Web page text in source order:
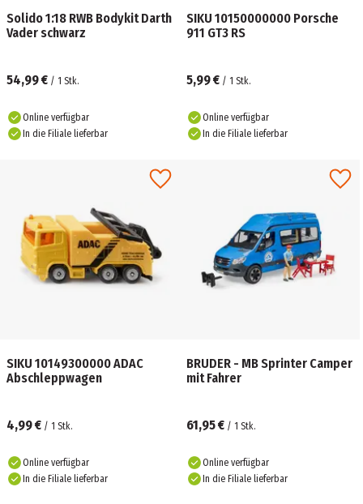
Solido 1:18 RWB Bodykit Darth
Vader schwarz
54,99 € / 1 Stk.
Online verfügbar
In die Filiale lieferbar
SIKU 10150000000 Porsche
911 GT3 RS
5,99 € / 1 Stk.
Online verfügbar
In die Filiale lieferbar
SIKU 10149300000 ADAC
Abschleppwagen
4,99 € / 1 Stk.
Online verfügbar
In die Filiale lieferbar
BRUDER - MB Sprinter Camper
mit Fahrer
61,95 € / 1 Stk.
Online verfügbar
In die Filiale lieferbar